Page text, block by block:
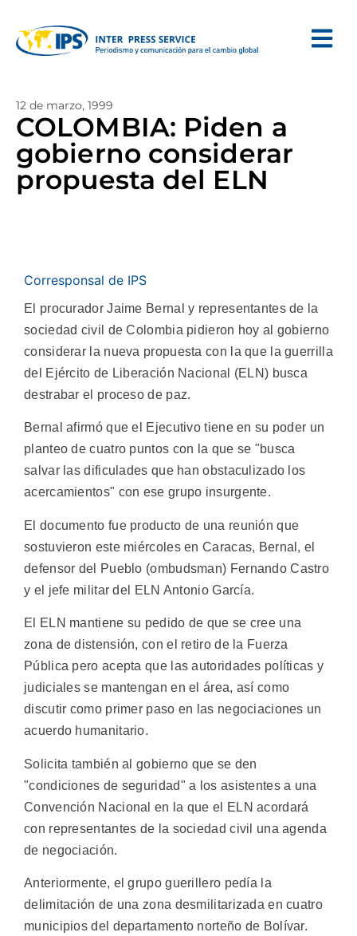
12 de marzo, 1999
COLOMBIA: Piden a
gobierno considerar
propuesta del ELN
Corresponsal de IPS
El procurador Jaime Bernal y representantes de la
sociedad civil de Colombia pidieron hoy al gobierno
considerar la nueva propuesta con la que la guerrilla
del Ejército de Liberación Nacional (ELN) busca
destrabar el proceso de paz.
Bernal afirmó que el Ejecutivo tiene en su poder un
planteo de cuatro puntos con la que se "busca
salvar las dificulades que han obstaculizado los
acercamientos" con ese grupo insurgente.
El documento fue producto de una reunión que
sostuvieron este miércoles en Caracas, Bernal, el
defensor del Pueblo (ombudsman) Fernando Castro
y el jefe militar del ELN Antonio García.
El ELN mantiene su pedido de que se cree una
zona de distensión, con el retiro de la Fuerza
Pública pero acepta que las autoridades políticas y
judiciales se mantengan en el área, así como
discutir como primer paso en las negociaciones un
acuerdo humanitario.
Solicita también al gobierno que se den
"condiciones de seguridad" a los asistentes a una
Convención Nacional en la que el ELN acordará
con representantes de la sociedad civil una agenda
de negociación.
Anteriormente, el grupo guerillero pedía la
delimitación de una zona desmilitarizada en cuatro
municipios del departamento norteño de Bolívar.